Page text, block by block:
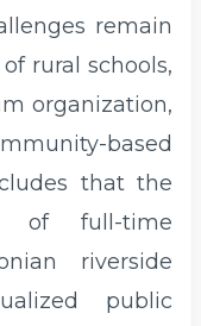
remain
rural schools,
organization,
based
that the
of full-time
riverside
public